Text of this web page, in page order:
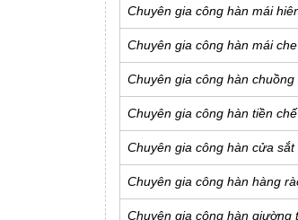
Chuyên gia công hàn mái
Chuyên gia công hàn mái
Chuyên gia công hàn
Chuyên gia công hàn tiền
Chuyên gia công hàn cửa sắt
Chuyên gia công hàn hàng
Chuyên gia công hàn giường